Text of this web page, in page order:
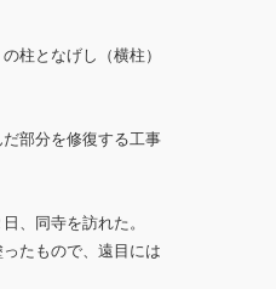
柱となげし（横柱）
部分を修復する工事
、同寺を訪れた。
たもので、遠目には